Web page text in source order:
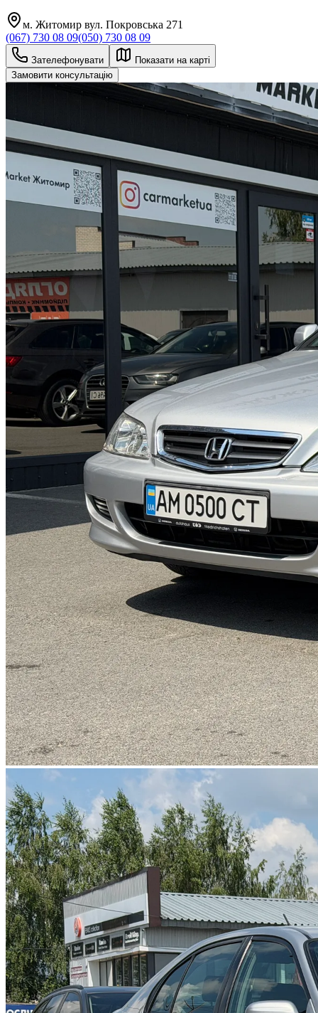
м. Житомир вул. Покровська 271
(067) 730 08 09(050) 730 08 09
Зателефонувати
Показати на карті
Замовити консультацію